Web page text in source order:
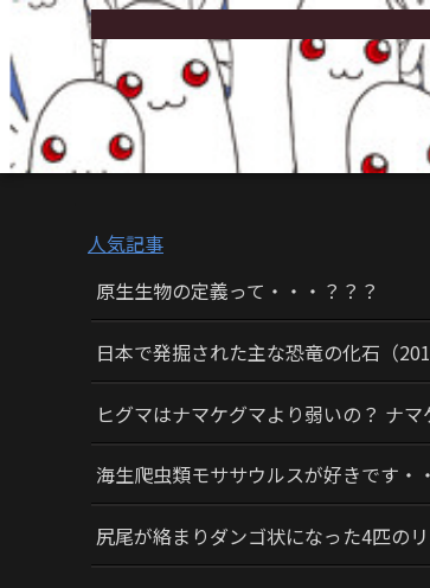
人気記事
原生生物の定義って・・・？？？
日本で発掘された主な恐竜の化石（
ヒグマはナマケグマより弱いの？ ナ
海生爬虫類モササウルスが好きです
尻尾が絡まりダンゴ状になった4匹の